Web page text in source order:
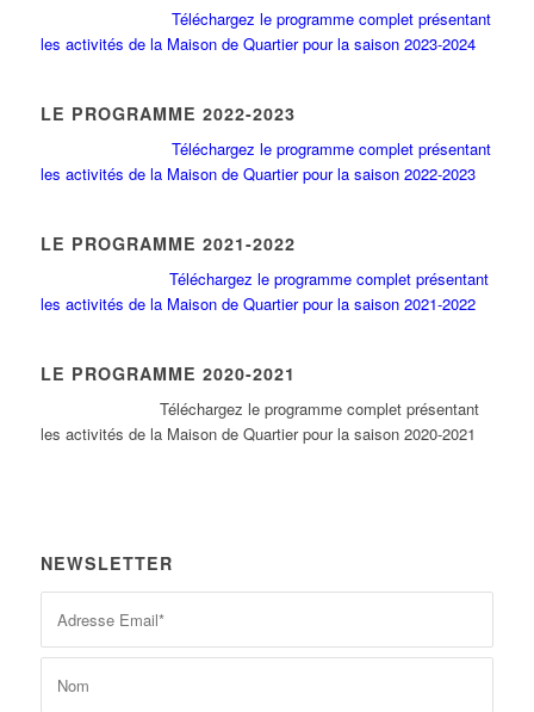
Téléchargez le programme complet présentant
les activités de la Maison de Quartier pour la saison 2023-2024
LE PROGRAMME 2022-2023
Téléchargez le programme complet présentant
les activités de la Maison de Quartier pour la saison 2022-2023
LE PROGRAMME 2021-2022
Téléchargez le programme complet présentant
les activités de la Maison de Quartier pour la saison 2021-2022
LE PROGRAMME 2020-2021
Téléchargez le programme complet présentant
les activités de la Maison de Quartier pour la saison 2020-2021
NEWSLETTER